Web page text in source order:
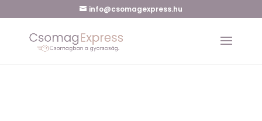
info@csomagexpress.hu